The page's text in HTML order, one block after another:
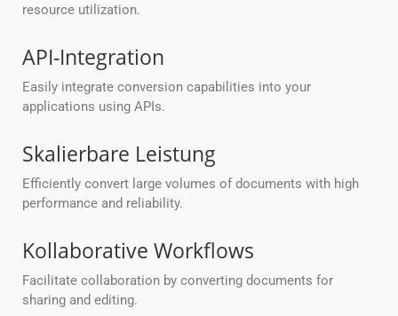
resource utilization.
API-Integration
Easily integrate conversion capabilities into your
applications using APIs.
Skalierbare Leistung
Efficiently convert large volumes of documents with high
performance and reliability.
Kollaborative Workflows
Facilitate collaboration by converting documents for
sharing and editing.